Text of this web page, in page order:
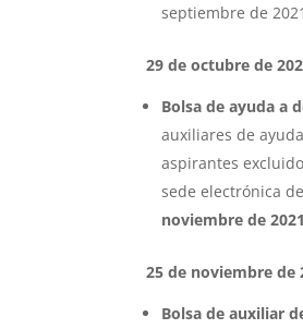
septiembre de
29 de octubre de
Bolsa de ayuda a
auxiliares de
aspirantes
sede electrónica
noviembre de 2021
25 de noviembre de
Bolsa de auxiliar